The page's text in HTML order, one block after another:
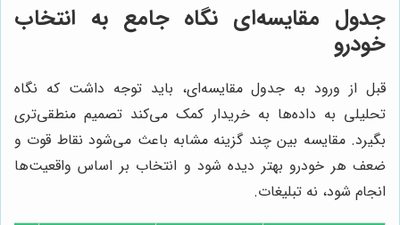
جدول مقایسه‌ای نگاه جامع به انتخاب
خودرو
قبل از ورود به جدول مقایسه‌ای، باید توجه داشت که نگاه
تحلیلی به داده‌ها به خریدار کمک می‌کند تصمیم منطقی‌تری
بگیرد. مقایسه بین چند گزینه مشابه باعث می‌شود نقاط قوت و
ضعف هر خودرو بهتر دیده شود و انتخاب بر اساس واقعیت‌ها
انجام شود، نه تبلیغات.